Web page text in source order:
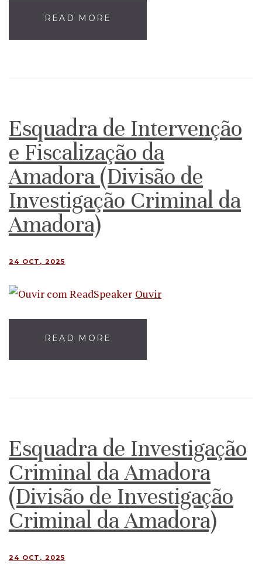
READ MORE
Esquadra de Intervenção
e Fiscalização da
Amadora (Divisão de
Investigação Criminal da
Amadora)
24 OCT, 2025
Ouvir
READ MORE
Esquadra de Investigação
Criminal da Amadora
(Divisão de Investigação
Criminal da Amadora)
24 OCT, 2025